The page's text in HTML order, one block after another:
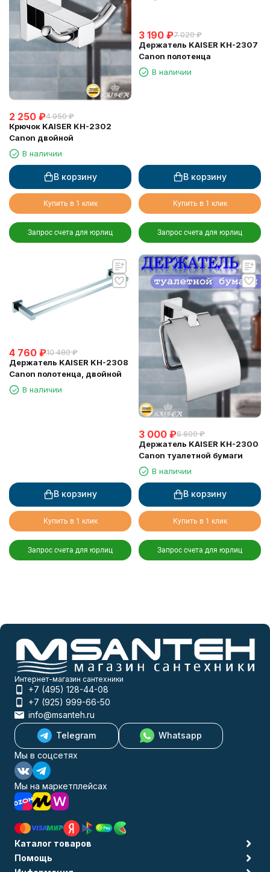
2 250 ₽4 950 ₽
Крючок KAISER KH-2302
Canon двойной
В наличии
В корзину
Купить в 1 клик
Запрос счета для юрлиц
3 190 ₽7 020 ₽
Держатель KAISER KH-2307
Canon полотенца
В наличии
В корзину
Купить в 1 клик
Запрос счета для юрлиц
4 760 ₽10 480 ₽
Держатель KAISER KH-2308
Canon полотенца, двойной
В наличии
В корзину
Купить в 1 клик
Запрос счета для юрлиц
3 000 ₽6 600 ₽
Держатель KAISER KH-2300
Canon туалетной бумаги
В наличии
В корзину
Купить в 1 клик
Запрос счета для юрлиц
Интернет-магазин сантехники
+7 (495) 128-44-08
+7 (925) 999-66-50
info@msanteh.ru
Telegram
Whatsapp
Мы в соцсетях
Мы на маркетплейсах
Каталог товаров
Помощь